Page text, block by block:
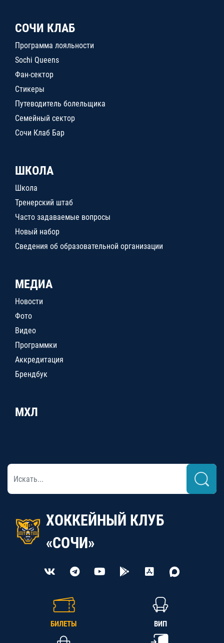
СОЧИ КЛАБ
Программа лояльности
Sochi Queens
Фан-сектор
Стикеры
Путеводитель болельщика
Семейный сектор
Сочи Клаб Бар
ШКОЛА
Школа
Тренерский штаб
Часто задаваемые вопросы
Новый набор
Сведения об образовательной организации
МЕДИА
Новости
Фото
Видео
Программки
Аккредитация
Брендбук
МХЛ
ХОККЕЙНЫЙ КЛУБ
«СОЧИ»
БИЛЕТЫ ВИП